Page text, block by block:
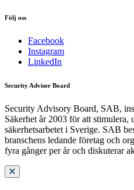
Följ oss
Facebook
Instagram
LinkedIn
Security Adviser Board
Security Advisory Board, SAB,
Säkerhet år 2003 för att
säkerhetsarbetet i Sverige. SAB
branschens ledande företag och
fyra gånger per år och diskuterar